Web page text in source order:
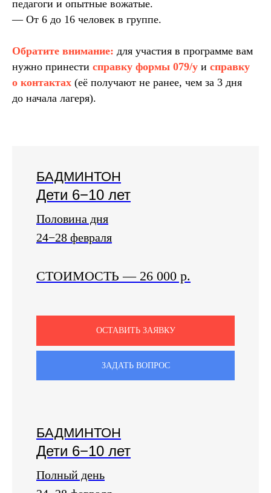
педагоги и опытные вожатые.
— От 6 до 16 человек в группе.
Обратите внимание: для участия в программе вам
нужно принести справку формы 079/у и справку
о контактах (её получают не ранее, чем за 3 дня
до начала лагеря).
БАДМИНТОН
Дети 6−10 лет
Половина дня
24−28 февраля
СТОИМОСТЬ — 26 000 р.
ОСТАВИТЬ ЗАЯВКУ
ЗАДАТЬ ВОПРОС
БАДМИНТОН
Дети 6−10 лет
Полный день